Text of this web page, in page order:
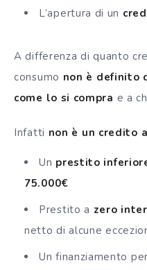
L’apertura di un
A differenza di quanto
consumo non è definito
come lo si compra e a
Infatti non è un credito
Un prestito
75.000€
Prestito a zero
netto di alcune
Un finanziamento per